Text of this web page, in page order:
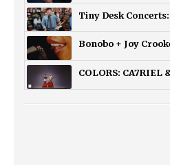
Tiny Desk
Bonobo + Joy
COLORS: CA7RIEL